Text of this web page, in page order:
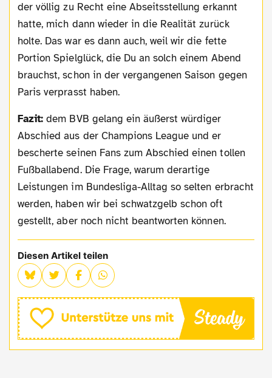
der völlig zu Recht eine Abseitsstellung erkannt
hatte, mich dann wieder in die Realität zurück
holte. Das war es dann auch, weil wir die fette
Portion Spielglück, die Du an solch einem Abend
brauchst, schon in der vergangenen Saison gegen
Paris verprasst haben.
Fazit:dem BVB gelang ein äußerst würdiger
Abschied aus der Champions League und er
bescherte seinen Fans zum Abschied einen tollen
Fußballabend. Die Frage, warum derartige
Leistungen im Bundesliga-Alltag so selten erbracht
werden, haben wir bei schwatzgelb schon oft
gestellt, aber noch nicht beantworten können.
Diesen Artikel teilen